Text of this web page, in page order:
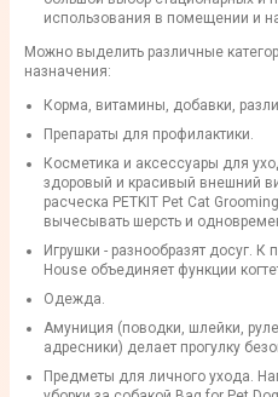
использования в помещении и
Можно выделить различные
назначения:
Корма, витамины, добавки,
Препараты для профилактики.
Косметика и аксессуары для
здоровый и красивый внешний
расческа PETKIT Pet Cat
вычесывать шерсть и
Игрушки - разнообразят досуг.
House объединяет функции
Одежда.
Амуниция (поводки, шлейки,
адресники) делает прогулку
Предметы для личного ухода.